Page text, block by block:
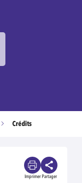
Crédits
Imprimer Partager